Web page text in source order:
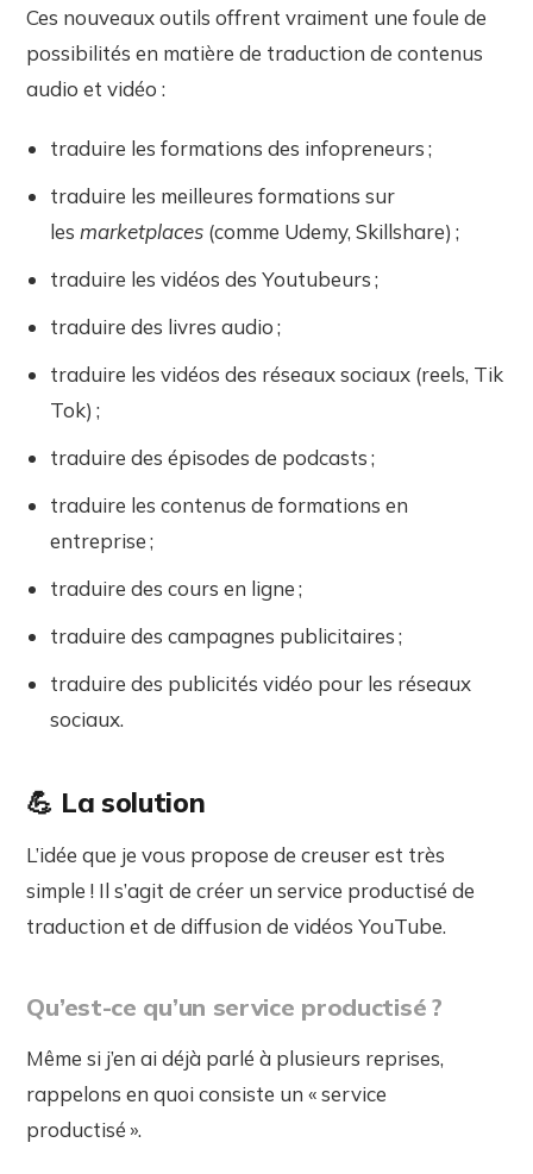
Ces nouveaux outils offrent vraiment une foule de
possibilités en matière de traduction de contenus
audio et vidéo :
traduire les formations des infopreneurs ;
traduire les meilleures formations sur
lesmarketplaces (comme Udemy, Skillshare) ;
traduire les vidéos des Youtubeurs ;
traduire des livres audio ;
traduire les vidéos des réseaux sociaux (reels, Tik
Tok) ;
traduire des épisodes de podcasts ;
traduire les contenus de formations en
entreprise ;
traduire des cours en ligne ;
traduire des campagnes publicitaires ;
traduire des publicités vidéo pour les réseaux
sociaux.
💪 La solution
L’idée que je vous propose de creuser est très
simple ! Il s’agit de créer un service productisé de
traduction et de diffusion de vidéos YouTube.
Qu’est-ce qu’un service productisé ?
Même si j’en ai déjà parlé à plusieurs reprises,
rappelons en quoi consiste un « service
productisé ».